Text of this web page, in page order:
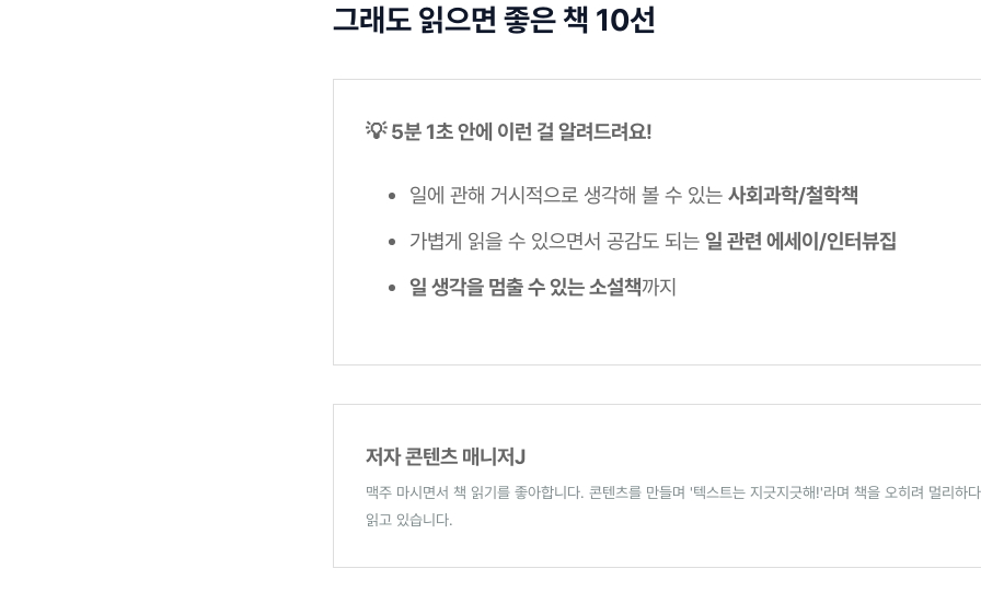
그래도 읽으면 좋은 책 10선
💡 5분 1초 안에 이런 걸 알려드려요!
일에 관해 거시적으로 생각해 볼 수 있는 사회과학/철학책
가볍게 읽을 수 있으면서 공감도 되는 일 관련 에세이/인터뷰집
일 생각을 멈출 수 있는 소설책까지
저자 콘텐츠 매니저J
맥주 마시면서 책 읽기를 좋아합니다. 콘텐츠를 만들며 '텍스트는 지긋지긋해!'라며 책을 오히려 멀리하
읽고 있습니다.